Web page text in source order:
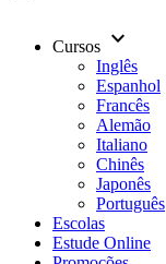
Cursos keyboard_arrow_down
Inglês
Espanhol
Francês
Alemão
Italiano
Chinês
Japonês
Português
Escolas
Estude Online